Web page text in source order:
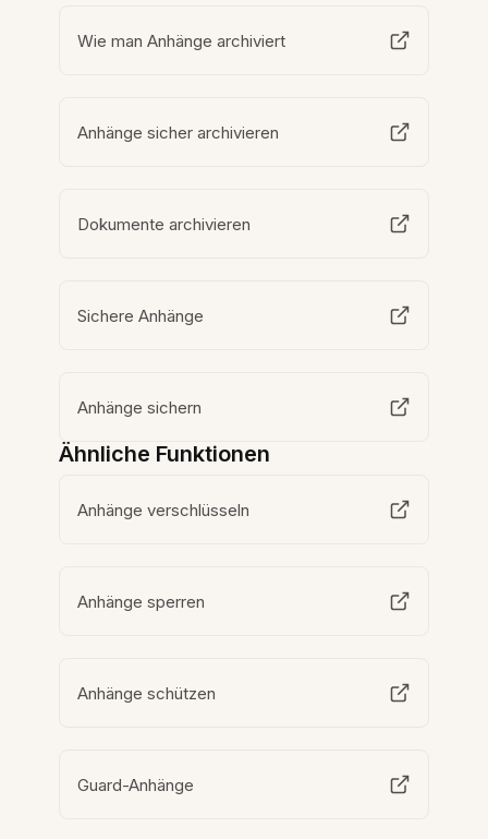
Wie man Anhänge archiviert
Anhänge sicher archivieren
Dokumente archivieren
Sichere Anhänge
Anhänge sichern
Ähnliche Funktionen
Anhänge verschlüsseln
Anhänge sperren
Anhänge schützen
Guard-Anhänge